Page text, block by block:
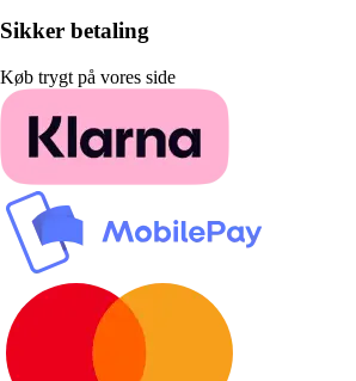
Sikker betaling
Køb trygt på vores side